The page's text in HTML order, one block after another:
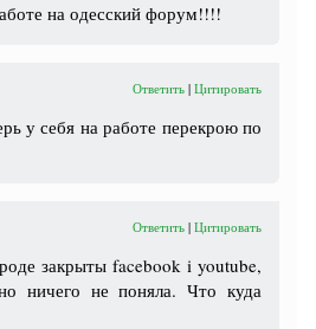
на одесский форум!!!!
Ответить |Цитировать
у себя на работе перекрою по
Ответить |Цитировать
закрыты facebook i youtube,
ничего не поняла. Что куда